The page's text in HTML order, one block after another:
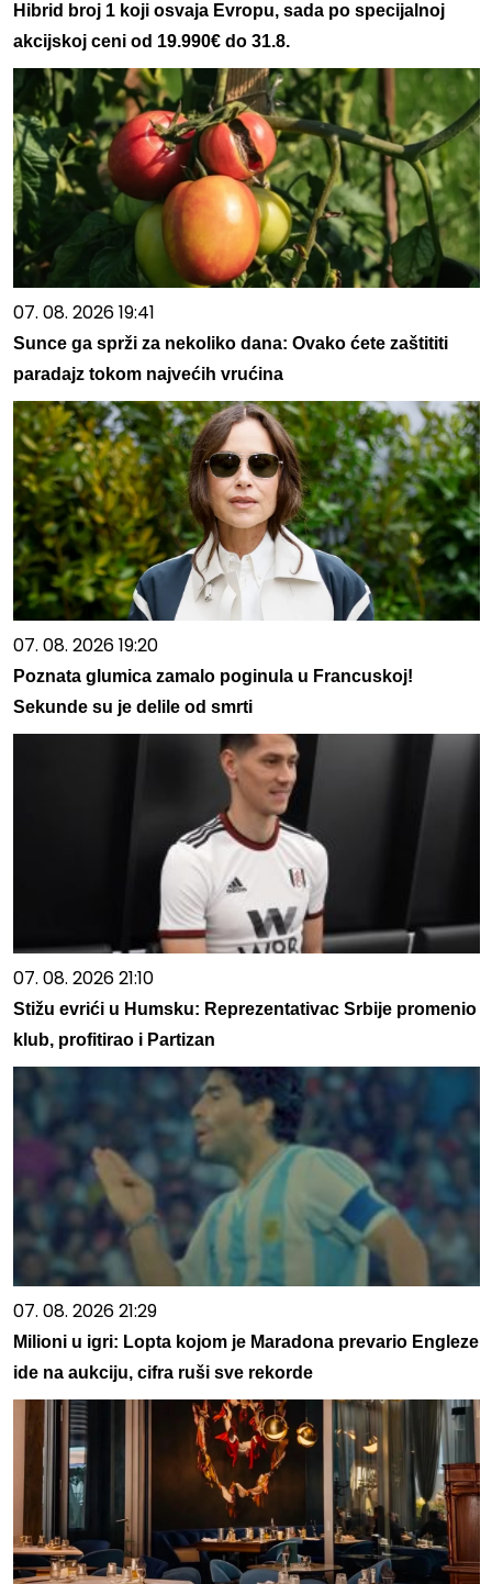
Hibrid broj 1 koji osvaja Evropu, sada po specijalnoj
akcijskoj ceni od 19.990€ do 31.8.
07. 08. 2026 19:41
Sunce ga sprži za nekoliko dana: Ovako ćete zaštititi
paradajz tokom najvećih vrućina
07. 08. 2026 19:20
Poznata glumica zamalo poginula u Francuskoj!
Sekunde su je delile od smrti
07. 08. 2026 21:10
Stižu evrići u Humsku: Reprezentativac Srbije promenio
klub, profitirao i Partizan
07. 08. 2026 21:29
Milioni u igri: Lopta kojom je Maradona prevario Engleze
ide na aukciju, cifra ruši sve rekorde